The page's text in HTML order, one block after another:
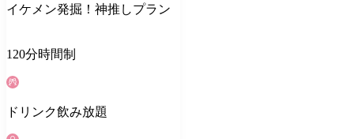
イケメン発掘！神推しプラン
120分時間制
ドリンク飲み放題